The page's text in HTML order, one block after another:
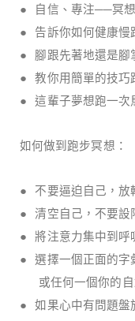
●
自信、專注──冥
●
告訴你如何健康慢
●
腳跟先著地還是腳
●
教你用簡單的技巧
●
這輩子夢想跑一次
如何做到跑步冥想：
●
不要逼迫自己，放
●
清空自己，不要設
●
將注意力集中到呼
●
選擇一個正面的字
或任何一個你的
●
如果心中有問題盤